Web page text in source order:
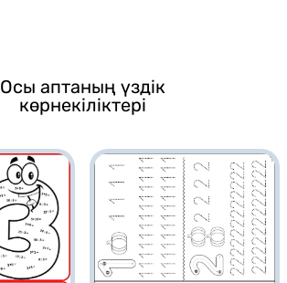
Осы аптаның үздік
көрнекіліктері